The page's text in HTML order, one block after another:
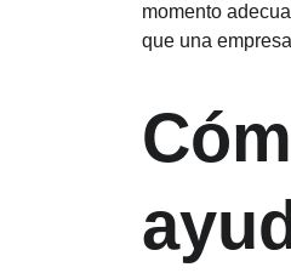
momento
que una